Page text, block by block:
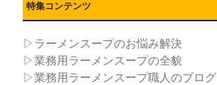
特集コンテンツ
▷ラーメンスープのお悩み解決
▷業務用ラーメンスープの全貌
▷業務用ラーメンスープ職人のブログ